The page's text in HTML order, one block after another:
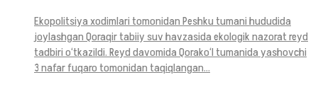
Ekopolitsiya xodimlari tomonidan Peshku tumani hududida
joylashgan Qoraqir tabiiy suv havzasida ekologik nazorat reyd
tadbiri o‘tkazildi. Reyd davomida Qorako‘l tumanida yashovchi
3 nafar fuqaro tomonidan taqiqlangan...